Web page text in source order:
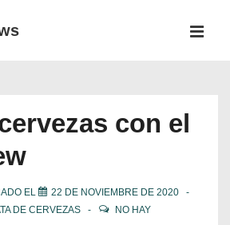
con el
EL
22 DE NOVIEMBRE DE 2020
DE CERVEZAS
NO HAY